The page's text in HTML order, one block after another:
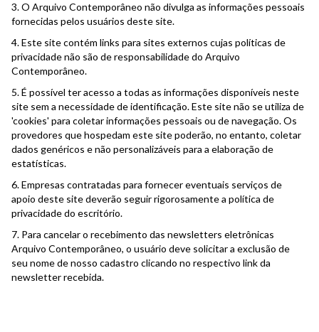
3. O Arquivo Contemporâneo não divulga as informações pessoais
fornecidas pelos usuários deste site.
4. Este site contém links para sites externos cujas políticas de
privacidade não são de responsabilidade do Arquivo
Contemporâneo.
5. É possível ter acesso a todas as informações disponíveis neste
site sem a necessidade de identificação. Este site não se utiliza de
'cookies' para coletar informações pessoais ou de navegação. Os
provedores que hospedam este site poderão, no entanto, coletar
dados genéricos e não personalizáveis para a elaboração de
estatísticas.
6. Empresas contratadas para fornecer eventuais serviços de
apoio deste site deverão seguir rigorosamente a política de
privacidade do escritório.
7. Para cancelar o recebimento das newsletters eletrônicas
Arquivo Contemporâneo, o usuário deve solicitar a exclusão de
seu nome de nosso cadastro clicando no respectivo link da
newsletter recebida.